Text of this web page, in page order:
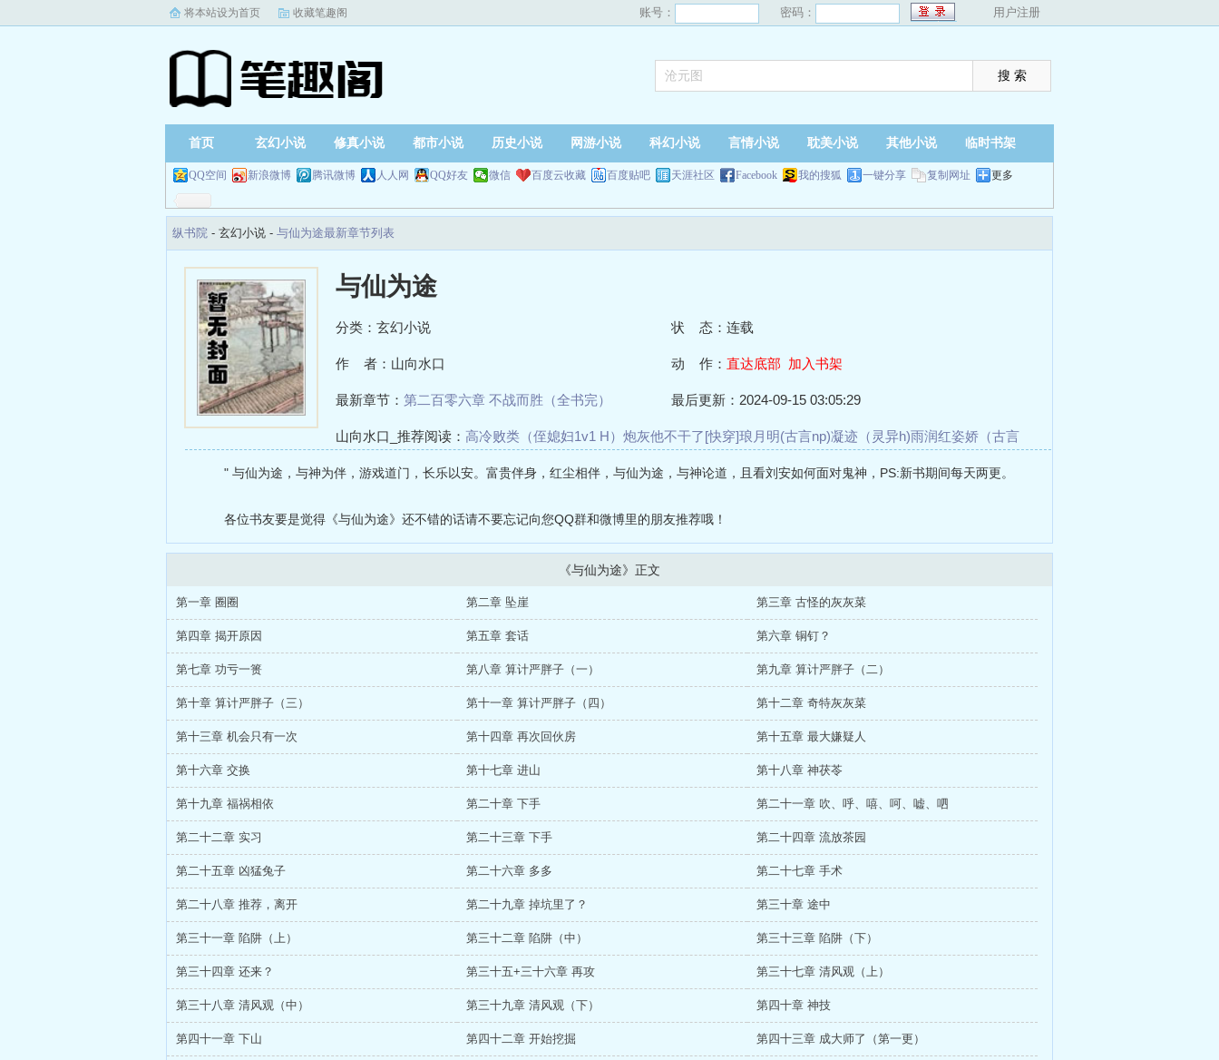
将本站设为首页 收藏笔趣阁 账号： 密码： 用户注册
首页 玄幻小说 修真小说 都市小说 历史小说 网游小说 科幻小说 言情小说 耽美小说 其他小说 临时书架
QQ空间 新浪微博 腾讯微博 人人网 QQ好友 微信 百度云收藏 百度贴吧 天涯社区 Facebook 我的搜狐 一键分享 复制网址 更多
纵书院 - 玄幻小说 - 与仙为途最新章节列表
与仙为途
分类：玄幻小说 状 态：连载
作 者：山向水口 动 作： 直达底部 加入书架
最新章节： 第二百零六章 不战而胜（全书完） 最后更新：2024-09-15 03:05:29
山向水口_推荐阅读： 高冷败类（侄媳妇1v1 H） 炮灰他不干了[快穿]琅月明(古言np)凝迹（灵异h)雨润红姿娇（古言
" 与仙为途，与神为伴，游戏道门，长乐以安。富贵伴身，红尘相伴，与仙为途，与神论道，且看刘安如何面对鬼神，PS:新书期间每天两更。
各位书友要是觉得《与仙为途》还不错的话请不要忘记向您QQ群和微博里的朋友推荐哦！
《与仙为途》正文
第一章 圈圈 第二章 坠崖 第三章 古怪的灰灰菜
第四章 揭开原因 第五章 套话 第六章 铜钉？
第七章 功亏一篑 第八章 算计严胖子（一） 第九章 算计严胖子（二）
第十章 算计严胖子（三） 第十一章 算计严胖子（四） 第十二章 奇特灰灰菜
第十三章 机会只有一次 第十四章 再次回伙房 第十五章 最大嫌疑人
第十六章 交换 第十七章 进山 第十八章 神茯苓
第十九章 福祸相依 第二十章 下手 第二十一章 吹、呼、嘻、呵、嘘、呬
第二十二章 实习 第二十三章 下手 第二十四章 流放茶园
第二十五章 凶猛兔子 第二十六章 多多 第二十七章 手术
第二十八章 推荐，离开 第二十九章 掉坑里了？ 第三十章 途中
第三十一章 陷阱（上） 第三十二章 陷阱（中） 第三十三章 陷阱（下）
第三十四章 还来？ 第三十五+三十六章 再攻 第三十七章 清风观（上）
第三十八章 清风观（中） 第三十九章 清风观（下） 第四十章 神技
第四十一章 下山 第四十二章 开始挖掘 第四十三章 成大师了（第一更）